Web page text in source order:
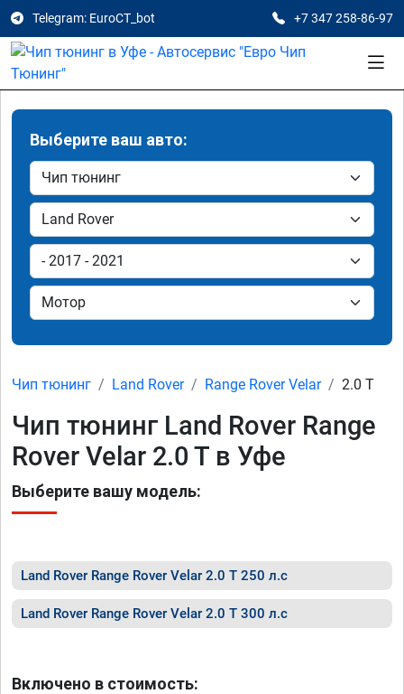
Telegram: EuroCT_bot +7 347 258-86-97
Выберите ваш авто:
Чип тюнинг Land Rover Range Rover Velar 2.0 T
Чип тюнинг Land Rover Range
Rover Velar 2.0 T в Уфе
Выберите вашу модель:
Land Rover Range Rover Velar 2.0 T 250 л.с
Land Rover Range Rover Velar 2.0 T 300 л.с
Включено в стоимость: